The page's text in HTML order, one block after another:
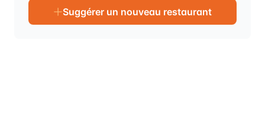
Suggérer un nouveau restaurant